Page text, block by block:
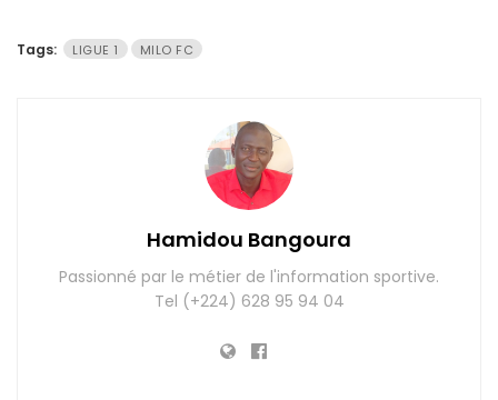
Tags: LIGUE 1 MILO FC
Hamidou Bangoura
Passionné par le métier de l'information sportive.
Tel (+224) 628 95 94 04